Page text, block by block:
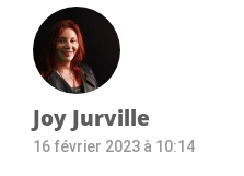
Joy Jurville
16 février 2023 à 10:14